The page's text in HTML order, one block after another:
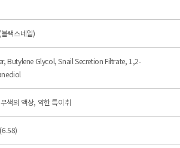
랙스네일)
Butylene Glycol, Snail Secretion Filtrate, 1,2-
색의 액상, 약한 특이취